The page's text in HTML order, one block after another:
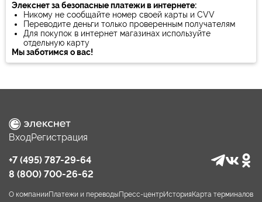
Элекснет за безопасные платежи в интернете:
Никому не сообщайте номер своей карты и CVV
Переводите деньги только проверенным получателям
Для покупок в интернет магазинах используйте
отдельную карту
Мы заботимся о вас!
ВходРегистрация
+7 (495) 787-29-64
8 (800) 700-26-62
О компании Платежи и переводы Пресс-центрИстория Карта терминалов